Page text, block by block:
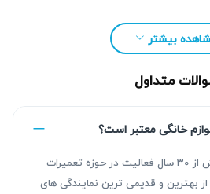
بیشتر
متداول
خانگی معتبر است؟
بله. آریابهکار با سابقه بیش از ۳۰ سال فعالیت در حوزه تعمیرات
بهترین و قدیمی ترین نمایندگی های